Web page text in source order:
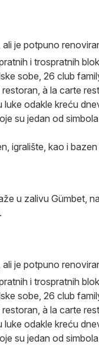
je potpuno
i trospratnih
sobe, 26 club
à la carte
luke odakle kreću
su jedan od
igralište, kao i
u zalivu Gümbet,
je potpuno
i trospratnih
sobe, 26 club
à la carte
luke odakle kreću
su jedan od